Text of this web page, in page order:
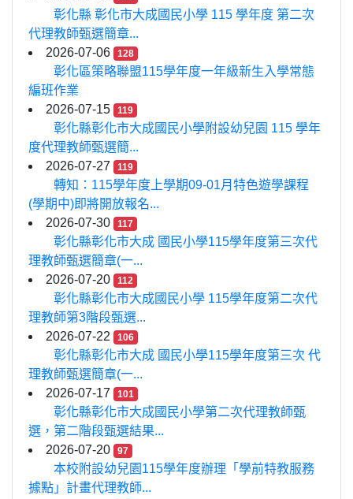
彰化縣 彰化市大成國民小學 115 學年度 第二次
代理教師甄選簡章...
2026-07-06
128
彰化區策略聯盟115學年度一年級新生入學常態
編班作業
2026-07-15
119
彰化縣彰化市大成國民小學附設幼兒園 115 學年
度代理教師甄選簡...
2026-07-27
119
轉知：115學年度上學期09-01月特色遊學課程
(學期中)即將開放報名...
2026-07-30
117
彰化縣彰化市大成 國民小學115學年度第三次代
理教師甄選簡章(一...
2026-07-20
112
彰化縣彰化市大成國民小學 115學年度第二次代
理教師第3階段甄選...
2026-07-22
106
彰化縣彰化市大成 國民小學115學年度第三次 代
理教師甄選簡章(一...
2026-07-17
101
彰化縣彰化市大成國民小學第二次代理教師甄
選，第二階段甄選結果...
2026-07-20
97
本校附設幼兒園115學年度辦理「學前特教服務
據點」計畫代理教師...